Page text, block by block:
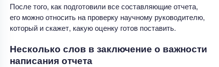
После того, как подготовили все составляющие отчета,
его можно относить на проверку научному руководителю,
который и скажет, какую оценку готов поставить.
Несколько слов в заключение о важности
написания отчета